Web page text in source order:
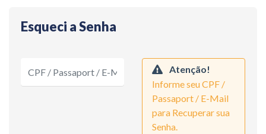
Esqueci a Senha
Atenção!
Informe seu CPF /
Passaport / E-Mail
para Recuperar sua
Senha.